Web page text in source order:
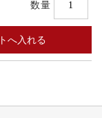
数量